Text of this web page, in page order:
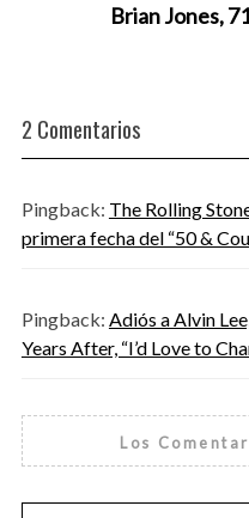
Brian Jones,
2 Comentarios
Pingback: The Rolling
primera fecha del “50 &
Pingback: Adiós a Alvin
Years After, “I’d Love to
Los